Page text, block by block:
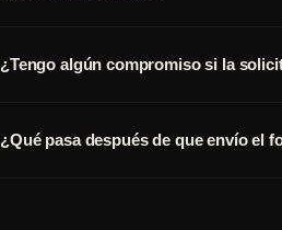
¿Tengo algún compromiso si la
¿Qué pasa después de que envío el